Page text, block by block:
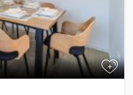
+